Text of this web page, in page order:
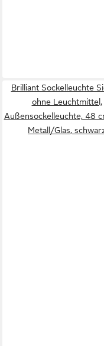
Brilliant Sockelleuchte
ohne Leuchtmittel,
Außensockelleuchte, 48
Metall/Glas,